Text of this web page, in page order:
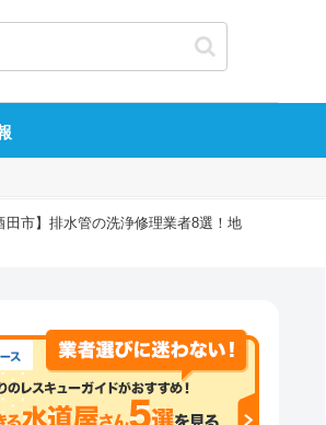
田市】排水管の洗浄修理業者8選！地